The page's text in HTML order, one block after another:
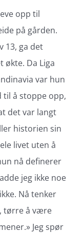
opp til
på gården.
13, ga det
økte. Da Liga
var hun
til å stoppe opp,
det var langt
historien sin
livet uten å
nå definerer
jeg ikke noe
Nå tenker
tørre å være
Jeg spør